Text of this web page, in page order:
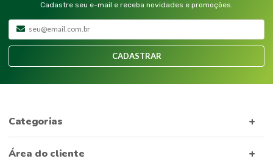
Cadastre seu e-mail e receba novidades e promoções.
CADASTRAR
Categorias
Área do cliente